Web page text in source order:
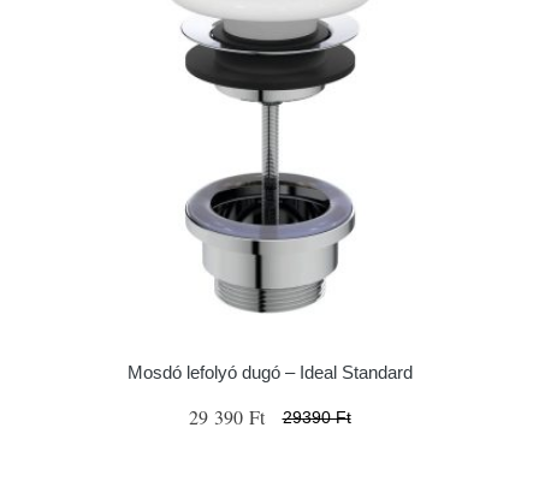
Mosdó lefolyó dugó – Ideal Standard
29 390 Ft 29390 Ft